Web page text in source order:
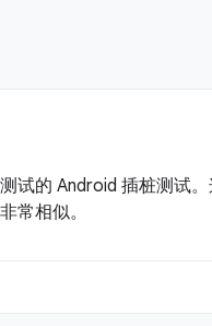
试的 Android 插桩测试
非常相似。